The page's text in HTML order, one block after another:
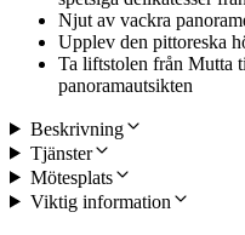
Njut av vackra
Upplev den pittoreska
Ta liftstolen från Mutta
panoramautsikten
Beskrivning
Tjänster
Mötesplats
Viktig information